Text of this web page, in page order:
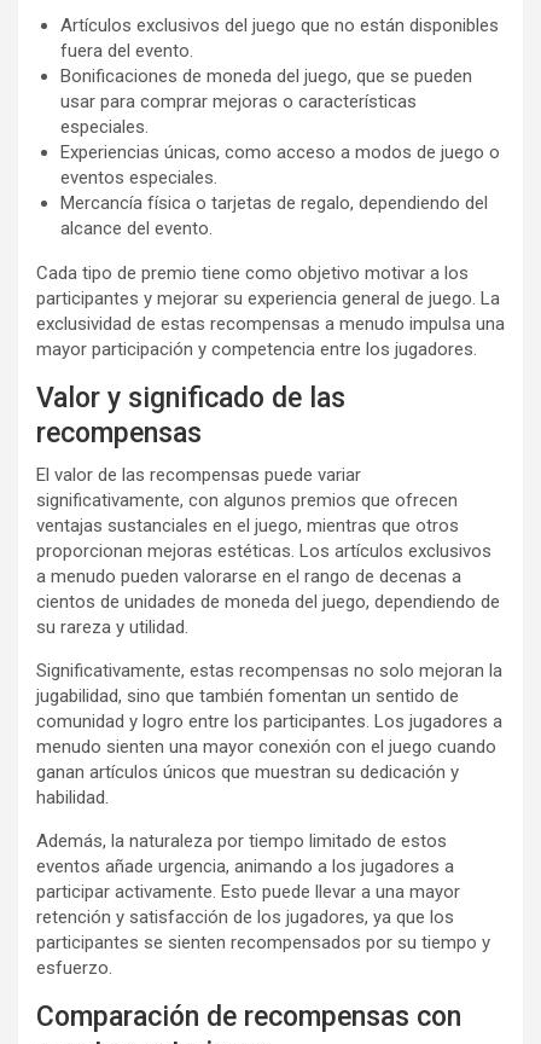
Artículos exclusivos del juego que no están disponibles
fuera del evento.
Bonificaciones de moneda del juego, que se pueden
usar para comprar mejoras o características
especiales.
Experiencias únicas, como acceso a modos de juego o
eventos especiales.
Mercancía física o tarjetas de regalo, dependiendo del
alcance del evento.
Cada tipo de premio tiene como objetivo motivar a los
participantes y mejorar su experiencia general de juego. La
exclusividad de estas recompensas a menudo impulsa una
mayor participación y competencia entre los jugadores.
Valor y significado de las
recompensas
El valor de las recompensas puede variar
significativamente, con algunos premios que ofrecen
ventajas sustanciales en el juego, mientras que otros
proporcionan mejoras estéticas. Los artículos exclusivos
a menudo pueden valorarse en el rango de decenas a
cientos de unidades de moneda del juego, dependiendo de
su rareza y utilidad.
Significativamente, estas recompensas no solo mejoran la
jugabilidad, sino que también fomentan un sentido de
comunidad y logro entre los participantes. Los jugadores a
menudo sienten una mayor conexión con el juego cuando
ganan artículos únicos que muestran su dedicación y
habilidad.
Además, la naturaleza por tiempo limitado de estos
eventos añade urgencia, animando a los jugadores a
participar activamente. Esto puede llevar a una mayor
retención y satisfacción de los jugadores, ya que los
participantes se sienten recompensados por su tiempo y
esfuerzo.
Comparación de recompensas con